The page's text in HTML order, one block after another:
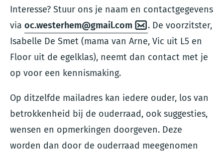
Interesse? Stuur ons je naam en contactgegevens
via oc.westerhem@gmail.com
. De voorzitster,
Isabelle De Smet (mama van Arne, Vic uit L5 en
Floor uit de egelklas), neemt dan contact met je
op voor een kennismaking.
Op ditzelfde mailadres kan iedere ouder, los van
betrokkenheid bij de ouderraad, ook suggesties,
wensen en opmerkingen doorgeven. Deze
worden dan door de ouderraad meegenomen